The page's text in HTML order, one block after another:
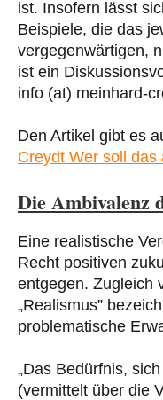
ist. Insofern lässt
Beispiele, die das
vergegenwärtigen,
ist ein
info (at) meinhard-
Den Artikel gibt es
Creydt Wer soll das
Die Ambivalenz
Eine realistische
Recht positiven
entgegen. Zugleich
„Realismus”
problematische
„Das Bedürfnis,
(vermittelt über die